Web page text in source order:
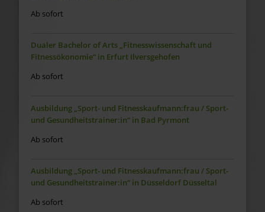
Ab sofort
Dualer Bachelor of Arts „Fitnesswissenschaft und
Fitnessökonomie“ in Erfurt Ilversgehofen
Ab sofort
Ausbildung „Sport- und Fitnesskaufmann:frau / Sport-
und Gesundheitstrainer:in“ in Bad Pyrmont
Ab sofort
Ausbildung „Sport- und Fitnesskaufmann:frau / Sport-
und Gesundheitstrainer:in“ in Düsseldorf Düsseltal
Ab sofort